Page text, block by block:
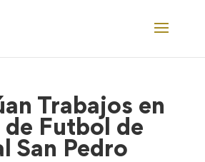
Trabajos en
de Futbol de
San Pedro